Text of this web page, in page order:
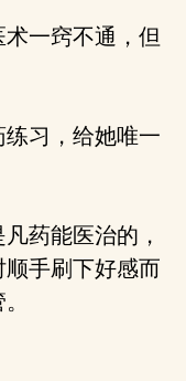
一窍不通，但
习，给她唯一
药能医治的，
手刷下好感而